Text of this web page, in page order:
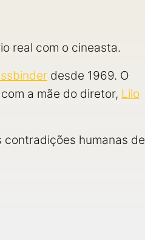
real com o cineasta.
desde 1969. O
a mãe do diretor, Lilo
humanas de